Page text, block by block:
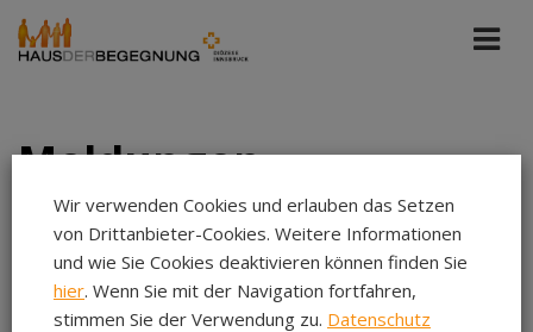
Meldungen
Bildung St. Michael Dez 2025
Aug 2026
In diesem Zeitraum wurden keine Meldungen gefunden...
Wir verwenden Cookies und erlauben das Setzen
von Drittanbieter-Cookies. Weitere Informationen
und wie Sie Cookies deaktivieren können finden Sie
hier. Wenn Sie mit der Navigation fortfahren,
stimmen Sie der Verwendung zu. Datenschutz